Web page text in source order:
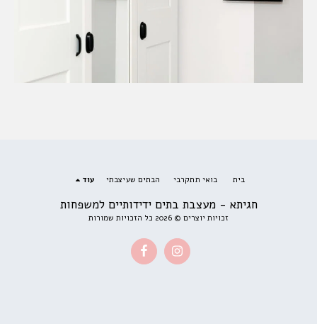
חגיתא - מעצבת בתים ידידותיים למשפחות
זכויות יוצרים © 2026 כל הזכויות שמורות
בית בואי תתקרבי הבתים שעיצבתי עוד